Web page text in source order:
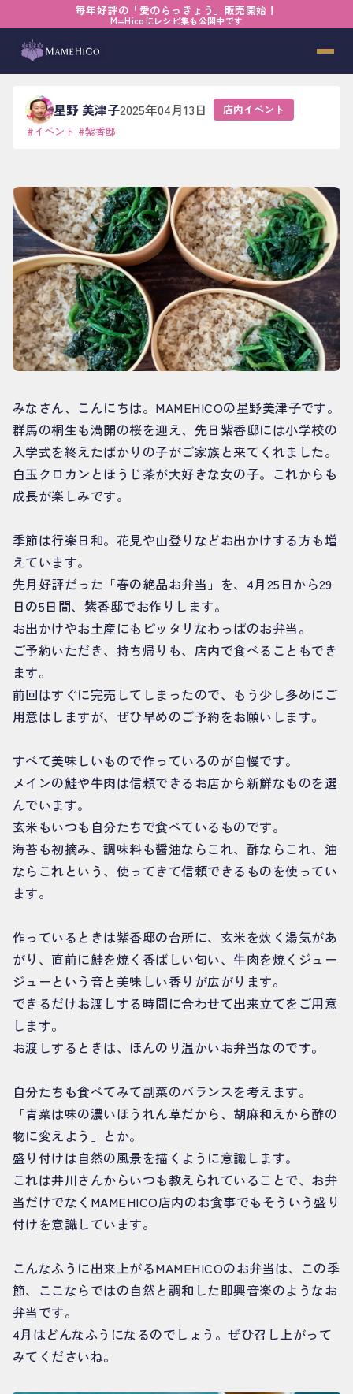
毎年好評の「愛のらっきょう」販売開始！
M=Hicoにレシピ集も公開中です
› 店内イベント › 一折の風景
一折の風景
星野 美津子2025年04月13日
店内イベント
#イベント #紫香邸
みなさん、こんにちは。MAMEHICOの星野美津子です。
群馬の桐生も満開の桜を迎え、先日紫香邸には小学校の
入学式を終えたばかりの子がご家族と来てくれました。
白玉クロカンとほうじ茶が大好きな女の子。これからも
成長が楽しみです。
季節は行楽日和。花見や山登りなどお出かけする方も増
えています。
先月好評だった「春の絶品お弁当」を、4月25日から29
日の5日間、紫香邸でお作りします。
お出かけやお土産にもピッタリなわっぱのお弁当。
ご予約いただき、持ち帰りも、店内で食べることもでき
ます。
前回はすぐに完売してしまったので、もう少し多めにご
用意はしますが、ぜひ早めのご予約をお願いします。
すべて美味しいもので作っているのが自慢です。
メインの鮭や牛肉は信頼できるお店から新鮮なものを選
んでいます。
玄米もいつも自分たちで食べているものです。
海苔も初摘み、調味料も醤油ならこれ、酢ならこれ、油
ならこれという、使ってきて信頼できるものを使ってい
ます。
作っているときは紫香邸の台所に、玄米を炊く湯気があ
がり、直前に鮭を焼く香ばしい匂い、牛肉を焼くジュー
ジューという音と美味しい香りが広がります。
できるだけお渡しする時間に合わせて出来立てをご用意
します。
お渡しするときは、ほんのり温かいお弁当なのです。
自分たちも食べてみて副菜のバランスを考えます。
「青菜は味の濃いほうれん草だから、胡麻和えから酢の
物に変えよう」とか。
盛り付けは自然の風景を描くように意識します。
これは井川さんからいつも教えられていることで、お弁
当だけでなくMAMEHICO店内のお食事でもそういう盛り
付けを意識しています。
こんなふうに出来上がるMAMEHICOのお弁当は、この季
節、ここならではの自然と調和した即興音楽のようなお
弁当です。
4月はどんなふうになるのでしょう。ぜひ召し上がって
みてくださいね。